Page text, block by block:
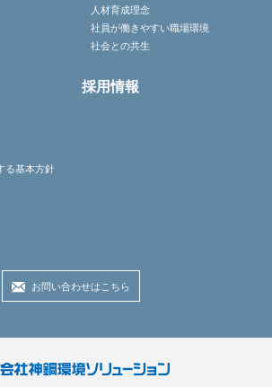
る基本方針
人材育成理念
社員が働きやすい職場環境
社会との共生
採用情報
お問い合わせはこちら